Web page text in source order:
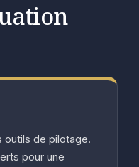
outils de pilotage.
pour une